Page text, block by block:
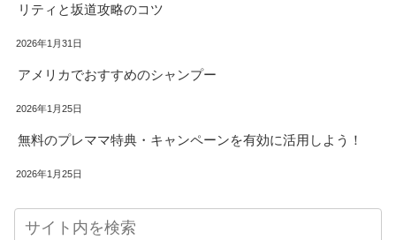
リティと坂道攻略のコツ
2026年1月31日
アメリカでおすすめのシャンプー
2026年1月25日
無料のプレママ特典・キャンペーンを有効に活用しよう！
2026年1月25日